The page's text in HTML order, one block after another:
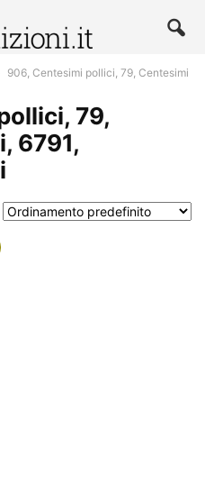
906, Centesimi pollici, 79, Centesimi
79,
6791,